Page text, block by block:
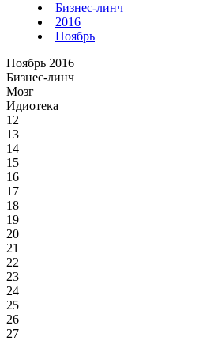
Бизнес-линч
2016
Ноябрь
Ноябрь 2016
Бизнес-линч
Мозг
Идиотека
12
13
14
15
16
17
18
19
20
21
22
23
24
25
26
27